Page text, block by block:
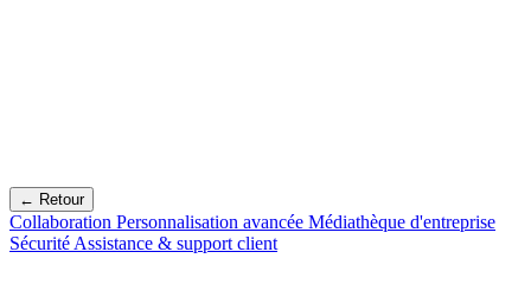
← Retour
Collaboration Personnalisation avancée Médiathèque d'entreprise
Sécurité Assistance & support client